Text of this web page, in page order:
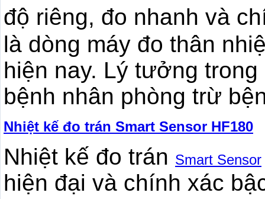
độ riêng, đo nhanh và
là dòng máy đo thân
hiện nay. Lý tưởng
bệnh nhân phòng trừ
Nhiệt kế đo trán Smart Sensor HF180
Nhiệt kế đo trán Smart Sensor
hiện đại và chính xác